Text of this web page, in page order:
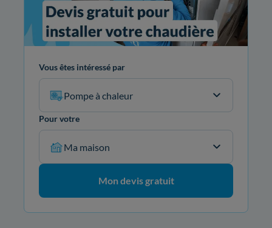
Vous êtes intéressé par
Pompe à chaleur
Pour votre
Ma maison
Mon devis gratuit